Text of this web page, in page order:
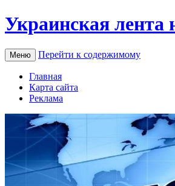
Украинская лента
Меню Перейти к содержимому
Главная
Карта сайта
Реклама